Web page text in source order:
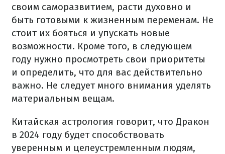
своим саморазвитием, расти духовно и
быть готовыми к жизненным переменам. Не
стоит их бояться и упускать новые
возможности. Кроме того, в следующем
году нужно просмотреть свои приоритеты
и определить, что для вас действительно
важно. Не следует много внимания уделять
материальным вещам.
Китайская астрология говорит, что Дракон
в 2024 году будет способствовать
уверенным и целеустремленным людям,